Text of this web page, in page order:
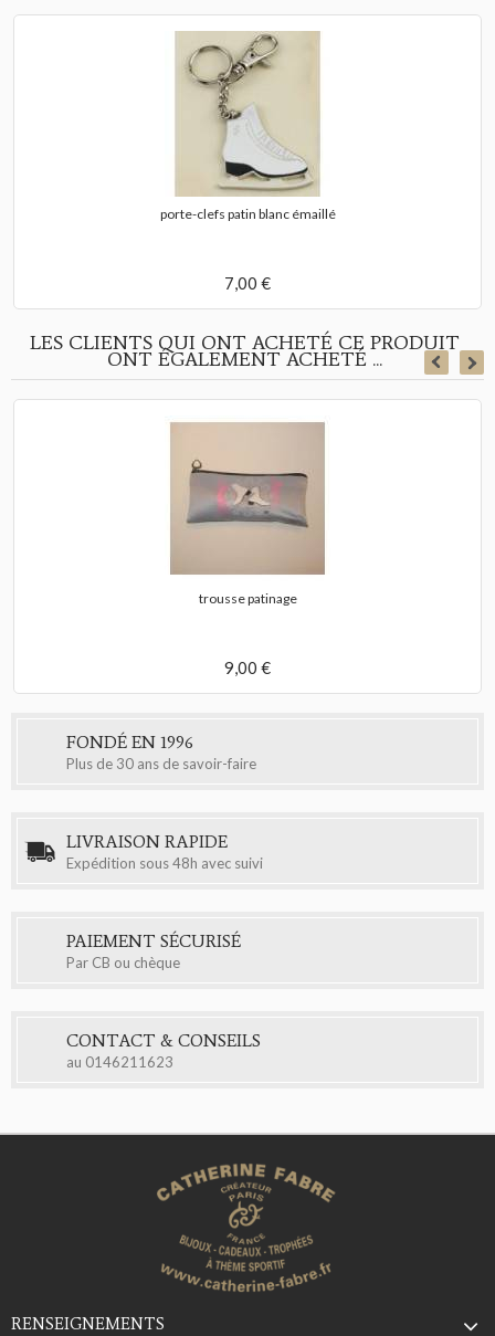
porte-clefs patin blanc émaillé
7,00 €
LES CLIENTS QUI ONT ACHETÉ CE PRODUIT
ONT ÉGALEMENT ACHETÉ ...
trousse patinage
9,00 €
FONDÉ EN 1996
Plus de 30 ans de savoir-faire
LIVRAISON RAPIDE
Expédition sous 48h avec suivi
PAIEMENT SÉCURISÉ
Par CB ou chèque
CONTACT & CONSEILS
au 0146211623
RENSEIGNEMENTS